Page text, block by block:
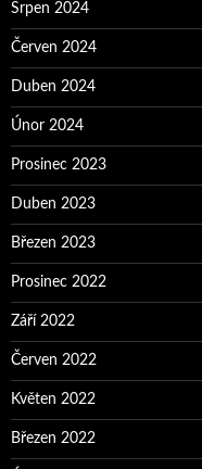
Srpen 2024
Červen 2024
Duben 2024
Únor 2024
Prosinec 2023
Duben 2023
Březen 2023
Prosinec 2022
Září 2022
Červen 2022
Květen 2022
Březen 2022